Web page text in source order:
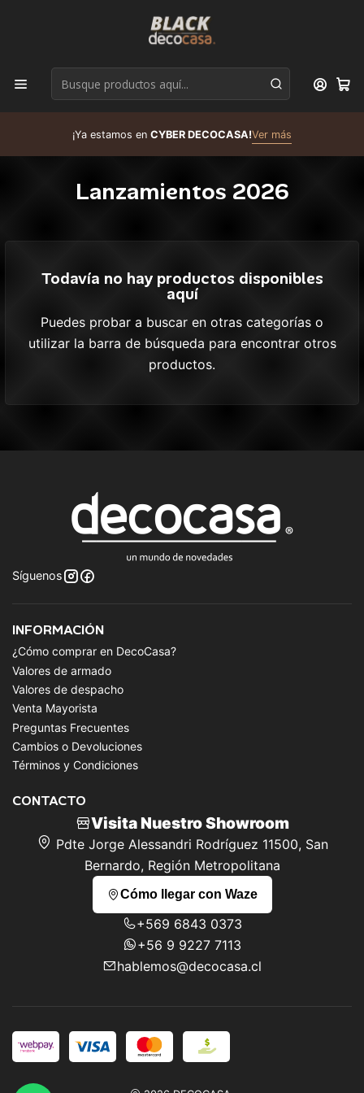
¡Ya estamos en CYBER DECOCASA!Ver más
Lanzamientos 2026
Todavía no hay productos disponibles
aquí
Puedes probar a buscar en otras categorías o
utilizar la barra de búsqueda para encontrar otros
productos.
Síguenos
INFORMACIÓN
¿Cómo comprar en DecoCasa?
Valores de armado
Valores de despacho
Venta Mayorista
Preguntas Frecuentes
Cambios o Devoluciones
Términos y Condiciones
CONTACTO
Visita Nuestro Showroom
Pdte Jorge Alessandri Rodríguez 11500, San
Bernardo, Región Metropolitana
Cómo llegar con Waze
+569 6843 0373
+56 9 9227 7113
hablemos@decocasa.cl